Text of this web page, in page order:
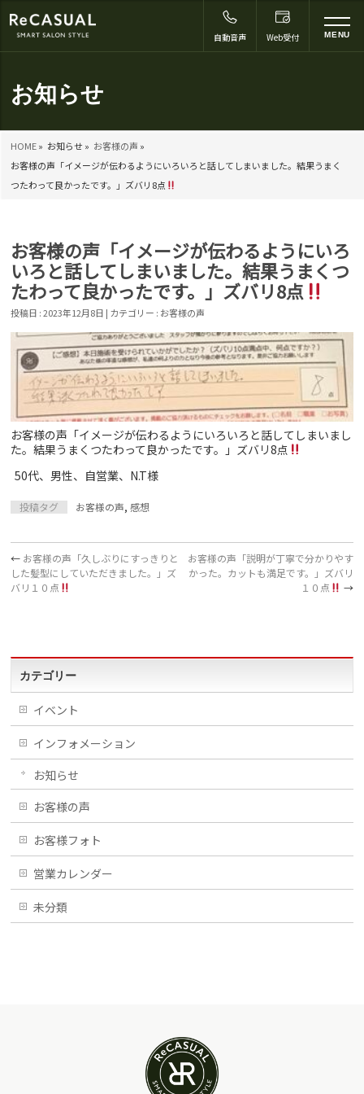
お知らせ
HOME» お知らせ » お客様の声 »
お客様の声「イメージが伝わるようにいろいろと話してしまいました。結果うまく
つたわって良かったです。」ズバリ8点
自動音声 Web受付 MENU
お客様の声「イメージが伝わるようにいろ
いろと話してしまいました。結果うまくつ
たわって良かったです。」ズバリ8点
投稿日 : 2023年12月8日 | カテゴリー : お客様の声
お客様の声「イメージが伝わるようにいろいろと話してしまいまし
た。結果うまくつたわって良かったです。」ズバリ8点
50代、男性、自営業、N.T様
投稿タグ お客様の声,感想
← お客様の声「久しぶりにすっきりと
した髪型にしていただきました。」ズ
バリ１０点
お客様の声「説明が丁寧で分かりやす
かった。カットも満足です。」ズバリ
１０点
→
カテゴリー
イベント
インフォメーション
お知らせ
お客様の声
お客様フォト
営業カレンダー
未分類